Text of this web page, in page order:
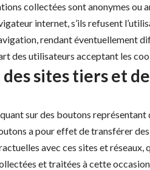
collectées sont anonymes
internet, s’ils refusent
rendant éventuellement
des utilisateurs acceptant les
sites tiers et
sur des boutons
a pour effet de transférer
avec ces sites et
et traitées à cette